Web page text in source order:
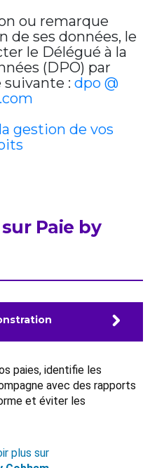
ou remarque
de ses données, le
le Délégué à la
(DPO) par
suivante : dpo @
gestion de vos
Paie by
paies, identifie les
avec des rapports
et éviter les
plus sur